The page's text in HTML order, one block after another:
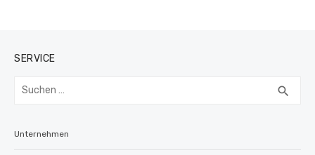
SERVICE
Suchen
search
Unternehmen